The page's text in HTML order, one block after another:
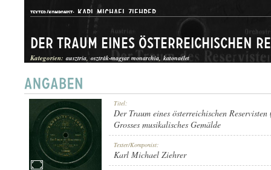
TEXTER/KOMPONIST: KARL MICHAEL ZIEHRER
HANGKÉP
Kategorien: ausztria osztrák-magyar monarchia katonaélet
Titel:
Der Traum eines österreichischen
Grosses musikalisches Gemälde
Texter/Komponist:
Karl Michael Ziehrer